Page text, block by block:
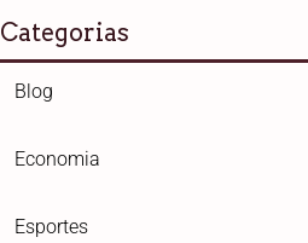
Categorias
Blog
Economia
Esportes